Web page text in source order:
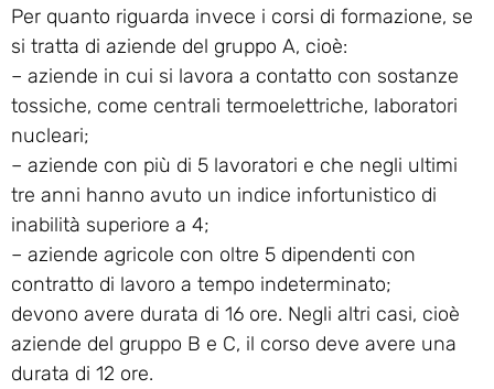
Per quanto riguarda invece i corsi di formazione, se
si tratta di aziende del gruppo A, cioè:
– aziende in cui si lavora a contatto con sostanze
tossiche, come centrali termoelettriche, laboratori
nucleari;
– aziende con più di 5 lavoratori e che negli ultimi
tre anni hanno avuto un indice infortunistico di
inabilità superiore a 4;
– aziende agricole con oltre 5 dipendenti con
contratto di lavoro a tempo indeterminato;
devono avere durata di 16 ore. Negli altri casi, cioè
aziende del gruppo B e C, il corso deve avere una
durata di 12 ore.